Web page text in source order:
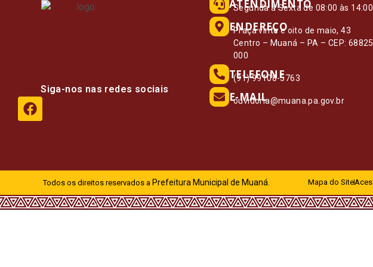
Siga-nos nas redes sociais
ATENDIMENTO
Segunda à Sexta de 08:00 às 14:00
ENDEREÇO
Praça vinte e oito de maio, 43
Centro – Muaná – PA – CEP:
000
TELEFONE
(91) 99108-5763
E-MAIL
ouvidoria@muana.pa.gov.br
Todos os direitos reservados a Prefeitura Municipal de Muaná. Mapa do Site